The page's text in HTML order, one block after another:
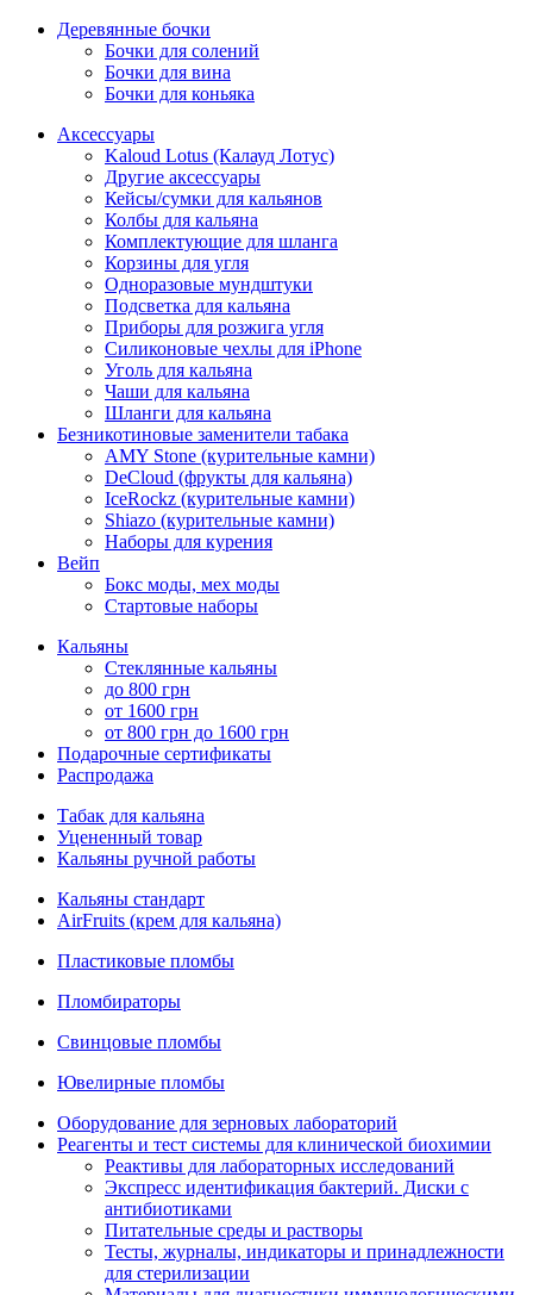
Деревянные бочки
Бочки для солений
Бочки для вина
Бочки для коньяка
Аксессуары
Kaloud Lotus (Калауд Лотус)
Другие аксессуары
Кейсы/сумки для кальянов
Колбы для кальяна
Комплектующие для шланга
Корзины для угля
Одноразовые мундштуки
Подсветка для кальяна
Приборы для розжига угля
Силиконовые чехлы для iPhone
Уголь для кальяна
Чаши для кальяна
Шланги для кальяна
Безникотиновые заменители табака
AMY Stone (курительные камни)
DeCloud (фрукты для кальяна)
IceRockz (курительные камни)
Shiazo (курительные камни)
Наборы для курения
Вейп
Бокс моды, мех моды
Стартовые наборы
Кальяны
Стеклянные кальяны
до 800 грн
от 1600 грн
от 800 грн до 1600 грн
Подарочные сертификаты
Распродажа
Табак для кальяна
Уцененный товар
Кальяны ручной работы
Кальяны стандарт
AirFruits (крем для кальяна)
Пластиковые пломбы
Пломбираторы
Свинцовые пломбы
Ювелирные пломбы
Оборудование для зерновых лабораторий
Реагенты и тест системы для клинической биохимии
Реактивы для лабораторных исследований
Экспресс идентификация бактерий. Диски с
антибиотиками
Питательные среды и растворы
Тесты, журналы, индикаторы и принадлежности
для стерилизации